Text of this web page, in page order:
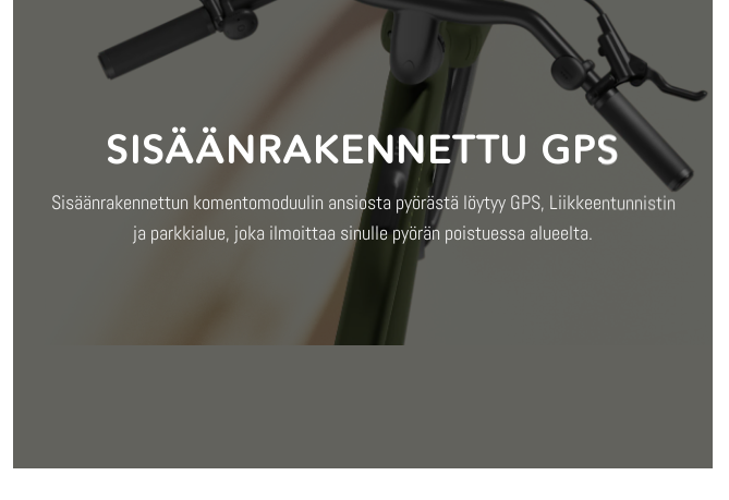
SISÄÄNRAKENNETTU GPS
Sisäänrakennettun komentomoduulin ansiosta pyörästä löytyy GPS, Liikkeentunnistin
ja parkkialue, joka ilmoittaa sinulle pyörän poistuessa alueelta.